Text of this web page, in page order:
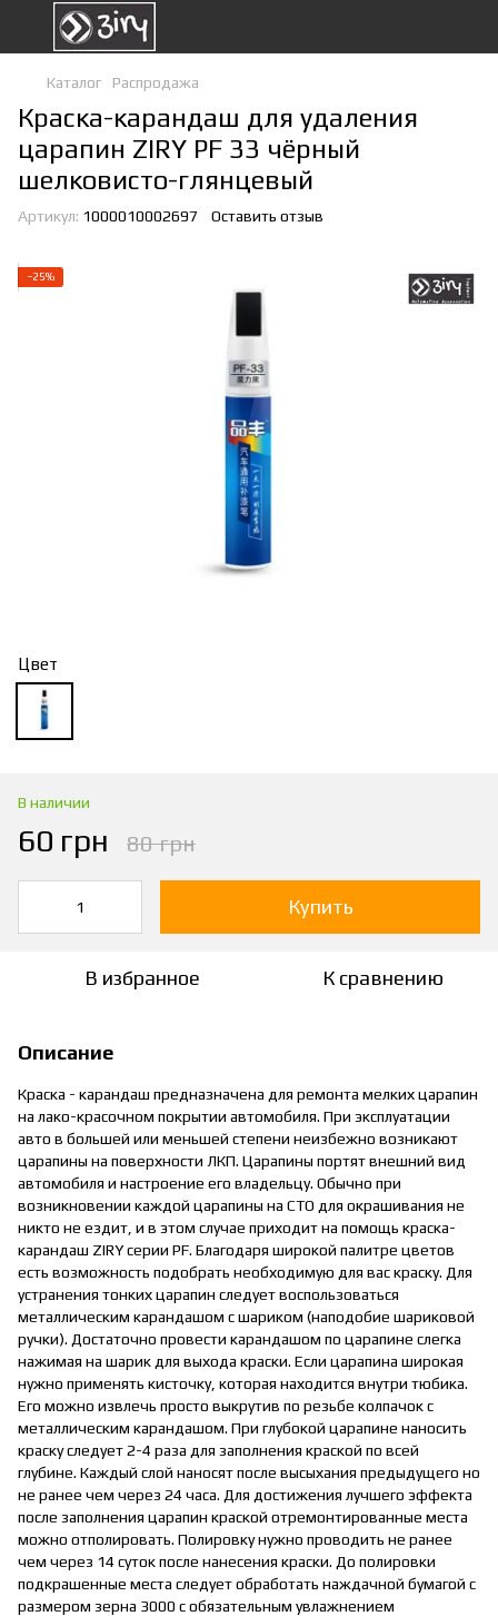
Каталог Распродажа
Краска-карандаш для удаления
царапин ZIRY PF 33 чёрный
шелковисто-глянцевый
Артикул: 1000010002697 Оставить отзыв
−25%
Цвет
В наличии
60 грн 80 грн
Купить
В избранное К сравнению
Описание
Краска - карандаш предназначена для ремонта мелких царапин
на лако-красочном покрытии автомобиля. При эксплуатации
авто в большей или меньшей степени неизбежно возникают
царапины на поверхности ЛКП. Царапины портят внешний вид
автомобиля и настроение его владельцу. Обычно при
возникновении каждой царапины на СТО для окрашивания не
никто не ездит, и в этом случае приходит на помощь краска-
карандаш ZIRY серии PF. Благодаря широкой палитре цветов
есть возможность подобрать необходимую для вас краску. Для
устранения тонких царапин следует воспользоваться
металлическим карандашом с шариком (наподобие шариковой
ручки). Достаточно провести карандашом по царапине слегка
нажимая на шарик для выхода краски. Если царапина широкая
нужно применять кисточку, которая находится внутри тюбика.
Его можно извлечь просто выкрутив по резьбе колпачок с
металлическим карандашом. При глубокой царапине наносить
краску следует 2-4 раза для заполнения краской по всей
глубине. Каждый слой наносят после высыхания предыдущего но
не ранее чем через 24 часа. Для достижения лучшего эффекта
после заполнения царапин краской отремонтированные места
можно отполировать. Полировку нужно проводить не ранее
чем через 14 суток после нанесения краски. До полировки
подкрашенные места следует обработать наждачной бумагой с
размером зерна 3000 с обязательным увлажнением